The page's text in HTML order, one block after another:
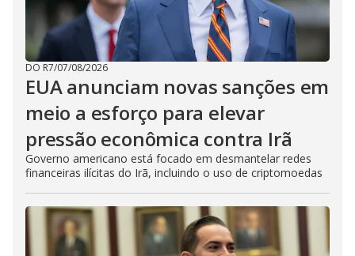
DO R7/07/08/2026
EUA anunciam novas sanções em
meio a esforço para elevar
pressão econômica contra Irã
Governo americano está focado em desmantelar redes
financeiras ilícitas do Irã, incluindo o uso de criptomoedas